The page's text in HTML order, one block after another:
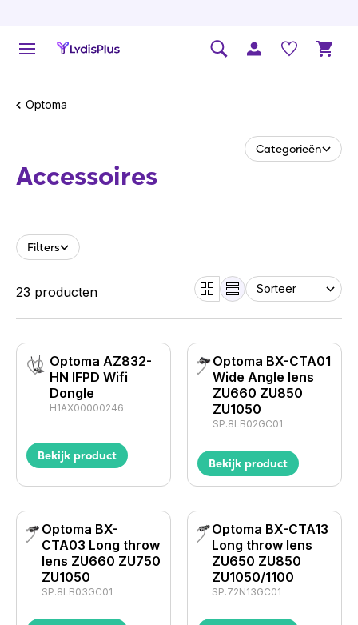
Optoma
Categorieën
Accessoires
Filters
23 producten
Optoma AZ832-
HN IFPD Wifi
Dongle
H1AX00000246
Bekijk product
Optoma BX-CTA01
Wide Angle lens
ZU660 ZU850
ZU1050
SP.8LB02GC01
Bekijk product
Optoma BX-
CTA03 Long throw
lens ZU660 ZU750
ZU1050
SP.8LB03GC01
Optoma BX-CTA13
Long throw lens
ZU650 ZU850
ZU1050/1100
SP.72N13GC01